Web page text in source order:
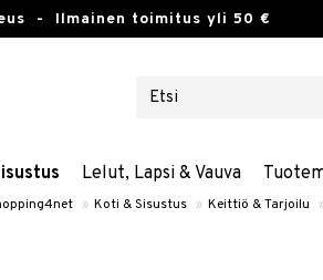
- Ilmainen toimitus yli 50 €
Lelut, Lapsi & Vauva
» Koti & Sisustus » Keittiö & Tarjoilu »